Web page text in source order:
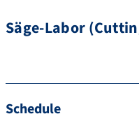
Säge-Labor
Schedule